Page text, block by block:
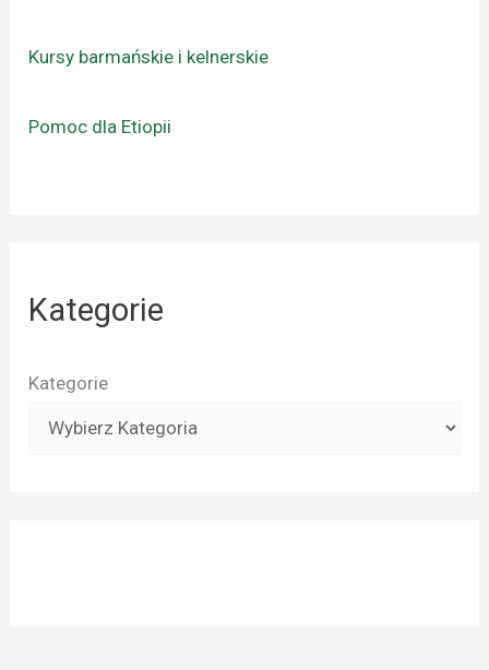
Kursy barmańskie i kelnerskie
Pomoc dla Etiopii
Kategorie
Kategorie